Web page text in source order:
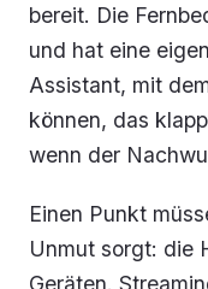
bereit. Die
und hat eine
Assistant, mit
können, das
wenn der
Einen Punkt
Unmut sorgt: die
Geräten.